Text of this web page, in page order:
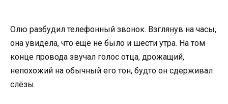
Олю разбудил телефонный звонок. Взглянув на часы,
она увидела, что ещё не было и шести утра. На том
конце провода звучал голос отца, дрожащий,
непохожий на обычный его тон, будто он сдерживал
слёзы.